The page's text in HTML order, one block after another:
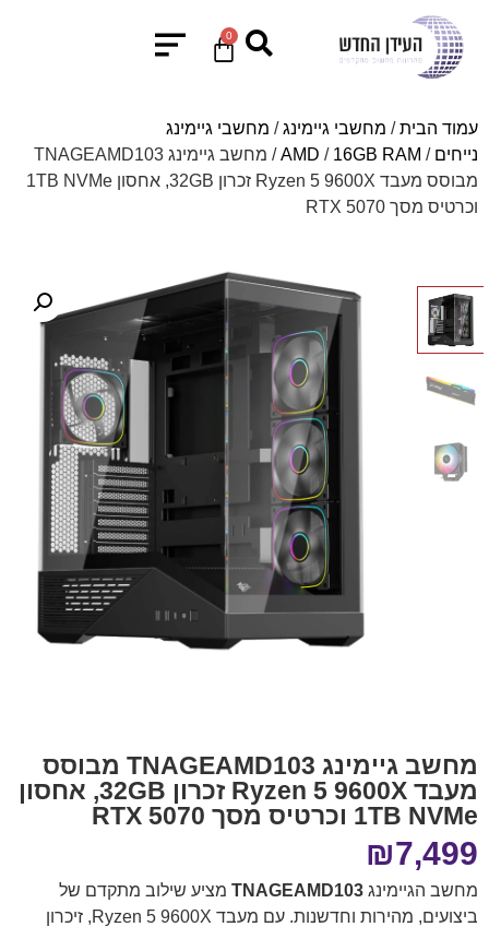
0
עמוד הבית/ מחשבי גיימינג/ מחשבי גיימינג
נייחים /
AMD / 16GB RAM
/ מחשב גיימינג TNAGEAMD103
מבוסס מעבד Ryzen 5 9600X זכרון 32GB, אחסון 1TB NVMe
וכרטיס מסך RTX 5070
מחשב גיימינג TNAGEAMD103 מבוסס
מעבד Ryzen 5 9600X זכרון 32GB, אחסון
1TB NVMe וכרטיס מסך RTX 5070
₪7,499
מחשב הגיימינג TNAGEAMD103 מציע שילוב מתקדם של
ביצועים, מהירות וחדשנות. עם מעבד Ryzen 5 9600X, זיכרון